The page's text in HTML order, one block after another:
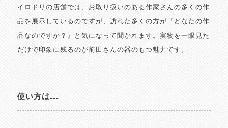
イロドリの店舗では、お取り扱いのある作家さんの多くの作
品を展示しているのですが、訪れた多くの方が『どなたの作
品なのですか？』と気になって聞かれます。実物を一眼見た
だけで印象に残るのが前田さんの器のもつ魅力です。
使い方は...